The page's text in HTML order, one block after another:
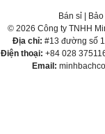
Bán sỉ
© 2026 Công ty TNHH
Địa chỉ: #13 đường số
Điện thoại: +84 028
Email: